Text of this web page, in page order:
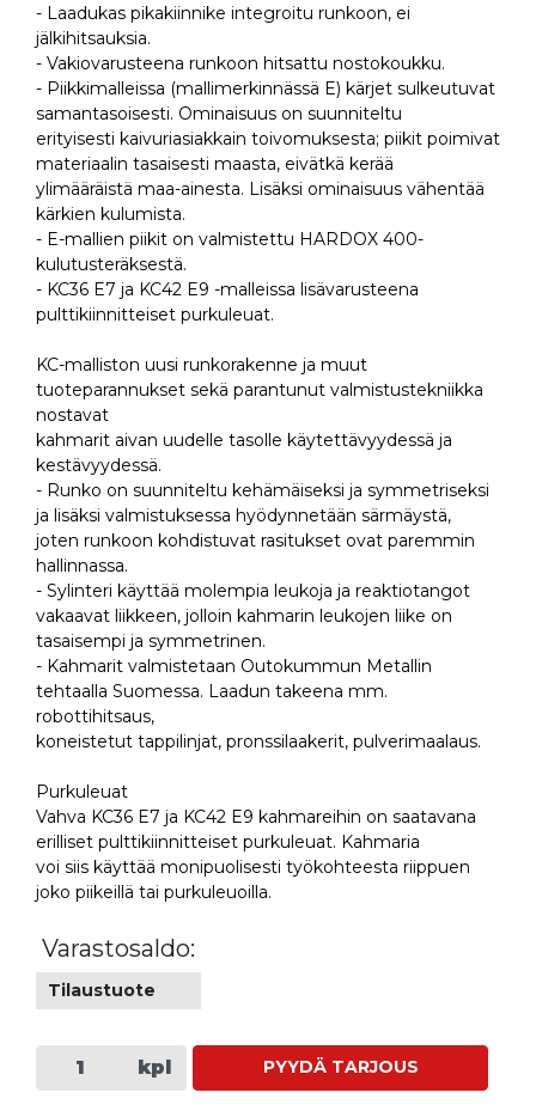
- Laadukas pikakiinnike integroitu runkoon, ei
jälkihitsauksia.
- Vakiovarusteena runkoon hitsattu nostokoukku.
- Piikkimalleissa (mallimerkinnässä E) kärjet sulkeutuvat
samantasoisesti. Ominaisuus on suunniteltu
erityisesti kaivuriasiakkain toivomuksesta; piikit poimivat
materiaalin tasaisesti maasta, eivätkä kerää
ylimääräistä maa-ainesta. Lisäksi ominaisuus vähentää
kärkien kulumista.
- E-mallien piikit on valmistettu HARDOX 400-
kulutusteräksestä.
- KC36 E7 ja KC42 E9 -malleissa lisävarusteena
pulttikiinnitteiset purkuleuat.
KC-malliston uusi runkorakenne ja muut
tuoteparannukset sekä parantunut valmistustekniikka
nostavat
kahmarit aivan uudelle tasolle käytettävyydessä ja
kestävyydessä.
- Runko on suunniteltu kehämäiseksi ja symmetriseksi
ja lisäksi valmistuksessa hyödynnetään särmäystä,
joten runkoon kohdistuvat rasitukset ovat paremmin
hallinnassa.
- Sylinteri käyttää molempia leukoja ja reaktiotangot
vakaavat liikkeen, jolloin kahmarin leukojen liike on
tasaisempi ja symmetrinen.
- Kahmarit valmistetaan Outokummun Metallin
tehtaalla Suomessa. Laadun takeena mm.
robottihitsaus,
koneistetut tappilinjat, pronssilaakerit, pulverimaalaus.
Purkuleuat
Vahva KC36 E7 ja KC42 E9 kahmareihin on saatavana
erilliset pulttikiinnitteiset purkuleuat. Kahmaria
voi siis käyttää monipuolisesti työkohteesta riippuen
joko piikeillä tai purkuleuoilla.
Varastosaldo:
Tilaustuote
kpl PYYDÄ TARJOUS